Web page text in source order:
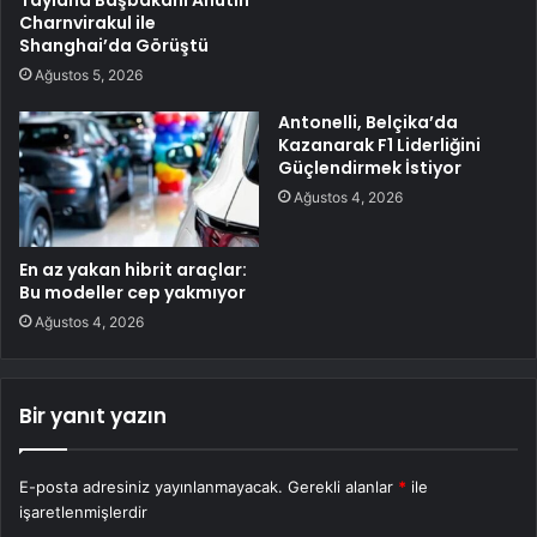
Charnvirakul ile
Shanghai’da Görüştü
Ağustos 5, 2026
En az yakan hibrit araçlar:
Bu modeller cep yakmıyor
Ağustos 4, 2026
Antonelli, Belçika’da
Kazanarak F1 Liderliğini
Güçlendirmek İstiyor
Ağustos 4, 2026
Bir yanıt yazın
E-posta adresiniz yayınlanmayacak. Gerekli alanlar * ile
işaretlenmişlerdir